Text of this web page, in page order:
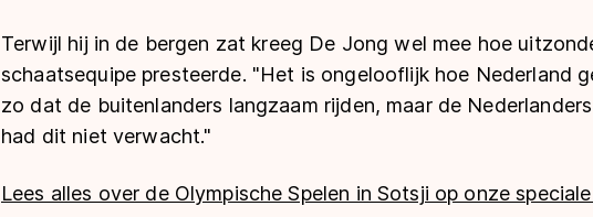
Terwijl hij in de bergen zat kreeg De Jong wel mee hoe
schaatsequipe presteerde. "Het is ongelooflijk hoe Nederland
zo dat de buitenlanders langzaam rijden, maar de
had dit niet verwacht."
Lees alles over de Olympische Spelen in Sotsji op onze